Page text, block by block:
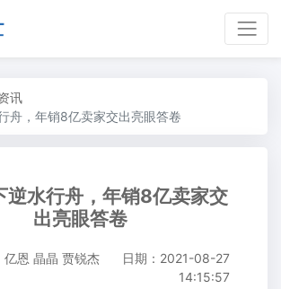
讯
舟，年销8亿卖家交出亮眼答卷
逆水行舟，年销8亿卖家交
出亮眼答卷
亿恩 晶晶 贾锐杰
日期：2021-08-27
14:15:57